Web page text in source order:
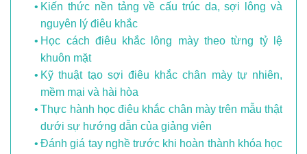
Kiến thức nền tảng về cấu trúc da, sợi lông và
nguyên lý điêu khắc
Học cách điêu khắc lông mày theo từng tỷ lệ
khuôn mặt
Kỹ thuật tạo sợi điêu khắc chân mày tự nhiên,
mềm mại và hài hòa
Thực hành học điêu khắc chân mày trên mẫu thật
dưới sự hướng dẫn của giảng viên
Đánh giá tay nghề trước khi hoàn thành khóa học